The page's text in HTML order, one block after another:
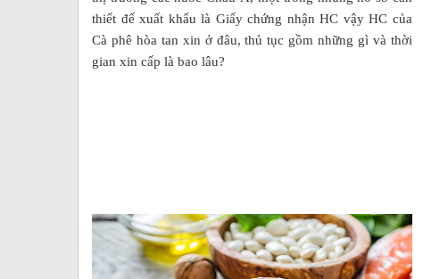
thiết để xuất khẩu là Giấy chứng nhận HC vậy HC của
Cà phê hòa tan xin ở đâu, thủ tục gồm những gì và thời
gian xin cấp là bao lâu?